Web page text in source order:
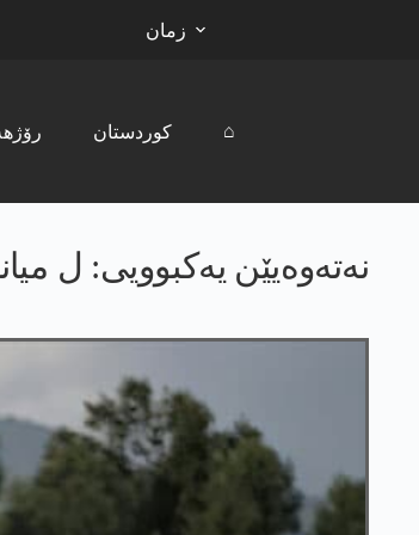
زمان
کوردستان ⌂
نەتەوەیێن یه‌كبوویی: ل